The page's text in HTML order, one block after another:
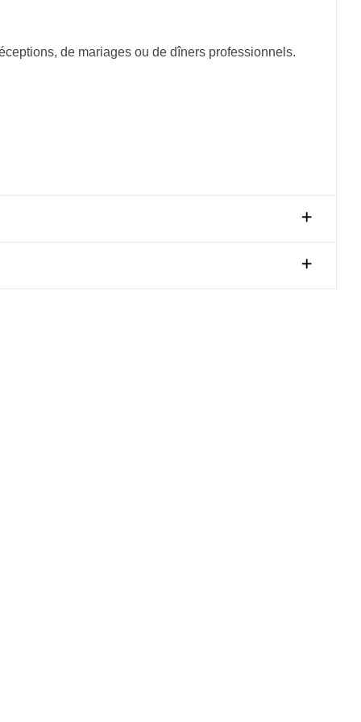
de mariages ou de dîners professionnels.